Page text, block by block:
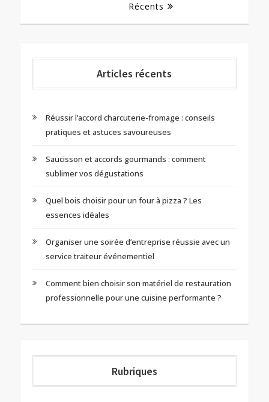
articles
Récents
Articles récents
Réussir l’accord charcuterie-fromage : conseils
pratiques et astuces savoureuses
Saucisson et accords gourmands : comment
sublimer vos dégustations
Quel bois choisir pour un four à pizza ? Les
essences idéales
Organiser une soirée d’entreprise réussie avec un
service traiteur événementiel
Comment bien choisir son matériel de restauration
professionnelle pour une cuisine performante ?
Rubriques